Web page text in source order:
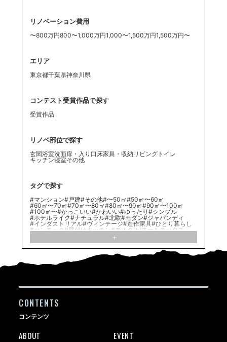
リノベーション費用
〜800万円800〜1,000万円1,000〜1,500万円1,500万円〜
エリア
東京都千葉県神奈川県
コンテスト受賞作品で探す
受賞作品
リノベ部位で探す
玄関浴室洗面扉・入り口 床家具・収納リビングトイレ
キッチン寝室その他
タグで探す
#マンション#戸建#その他#〜50㎡#50㎡〜60㎡
#60㎡〜70㎡#70㎡〜80㎡#80㎡〜90㎡#90㎡〜100㎡
#100㎡〜#かっこいい#かわいい#ゆったり #シンプル
#ホテルライク#ナチュラル#北欧#モダン#ジャパンディ
#インダストリアル#ヴィンテージ#造作家具#ひとり暮らし
#ハンモック#壁付けキッチン#モルタル/モールテックス
#エコカラット
#素材#アトリエ#リブパネル#ネコのいる暮らし#造作
#グリーンコーディネート#クッションフロア#造作建具
#アクセントクロス#フロアタイル#室内窓
#ステンレスキッチン#対面キッチン
#家族構成#足場板
#Ⅱ型キッチン
#間接照明
#Ｌ型キッチン
#ブロック
CONTENTS
コンテンツ
ABOUT
EVENT